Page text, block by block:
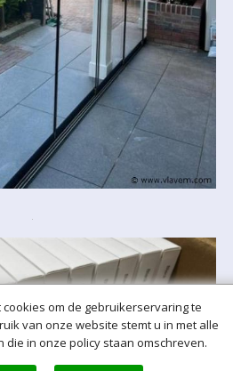
om de gebruikerservaring te
van onze website stemt u in met alle
die in onze policy staan omschreven.